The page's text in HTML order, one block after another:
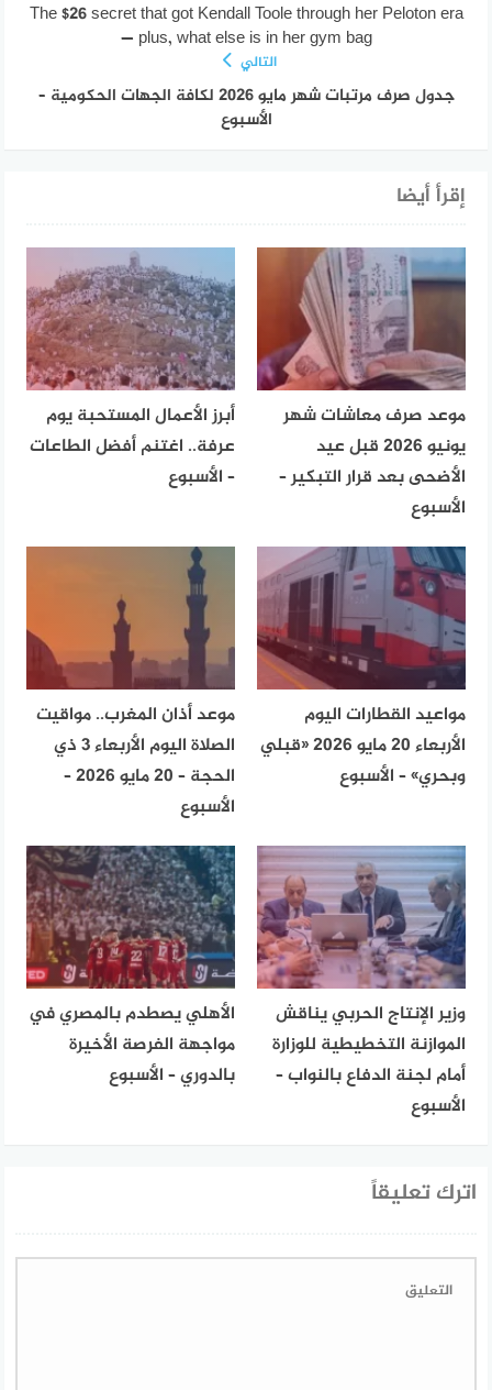
The $26 secret that got Kendall Toole through her Peloton era
— plus, what else is in her gym bag
التالي
جدول صرف مرتبات شهر مايو 2026 لكافة الجهات الحكومية –
الأسبوع
إقرأ أيضا
موعد صرف معاشات شهر
يونيو 2026 قبل عيد
الأضحى بعد قرار التبكير –
الأسبوع
أبرز الأعمال المستحبة يوم
عرفة.. اغتنم أفضل الطاعات
– الأسبوع
مواعيد القطارات اليوم
الأربعاء 20 مايو 2026 «قبلي
وبحري» – الأسبوع
موعد أذان المغرب.. مواقيت
الصلاة اليوم الأربعاء 3 ذي
الحجة – 20 مايو 2026 –
الأسبوع
وزير الإنتاج الحربي يناقش
الموازنة التخطيطية للوزارة
أمام لجنة الدفاع بالنواب –
الأسبوع
الأهلي يصطدم بالمصري في
مواجهة الفرصة الأخيرة
بالدوري – الأسبوع
اترك تعليقاً